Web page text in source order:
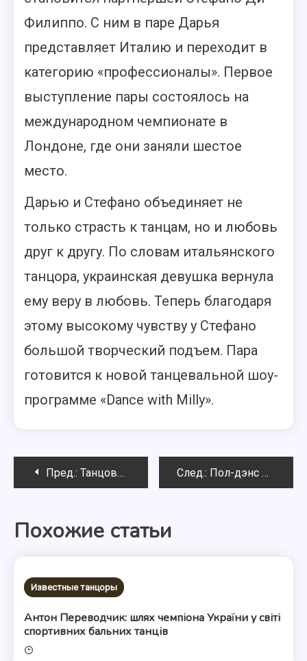
Филиппо. С ним в паре Дарья
представляет Италию и переходит в
категорию «профессионалы». Первое
выступление пары состоялось на
международном чемпионате в
Лондоне, где они заняли шестое
место.
Дарью и Стефано объединяет не
только страсть к танцам, но и любовь
друг к другу. По словам итальянского
танцора, украинская девушка вернула
ему веру в любовь. Теперь благодаря
этому высокому чувству у Стефано
большой творческий подъем. Пара
готовится к новой танцевальной шоу-
программе «Dance with Milly».
Навигация
записям
Пред.: Танцовщица Эдита Даниуте: литовская звезда След.: Пол-дэнс для любимого
Похожие статьи
Известные танцоры
Антон Переводчик: шлях чемпіона України у світі
спортивних бальних танців